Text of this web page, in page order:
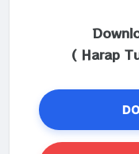
( Harap